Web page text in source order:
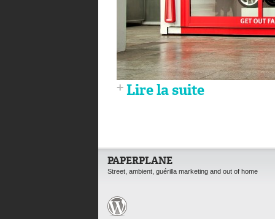
Lire la suite
PAPERPLANE
Street, ambient, guérilla marketing and out of home